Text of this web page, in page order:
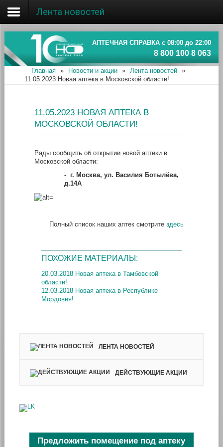
Главная
Об ассоциации
Наши аптеки
Информация
Лента новостей
АПТЕЧНАЯ СПРАВКА с 08:00 до 22:00
8 800 100 8 063
Главная » Новости и акции » Лента новостей
»
11.05.2023 Новая аптека в Московской области!
11.05.2023 НОВАЯ АПТЕКА В
МОСКОВСКОЙ ОБЛАСТИ!
Рады сообщить об открытии новой аптеки в
Московской области:
- г. Москва, ул. Василия Ботылёва,
д.14А
Полный список наших аптек смотрите здесь
ПОХОЖИЕ МАТЕРИАЛЫ:
20.03.2018 Новая аптека в Тамбовской
области!
12.03.2018 Новая аптека в Республике
Мордовия!
ЛЕНТА НОВОСТЕЙ
ДЕЙСТВУЮЩИЕ АКЦИИ
Предложить помещение под аптеку